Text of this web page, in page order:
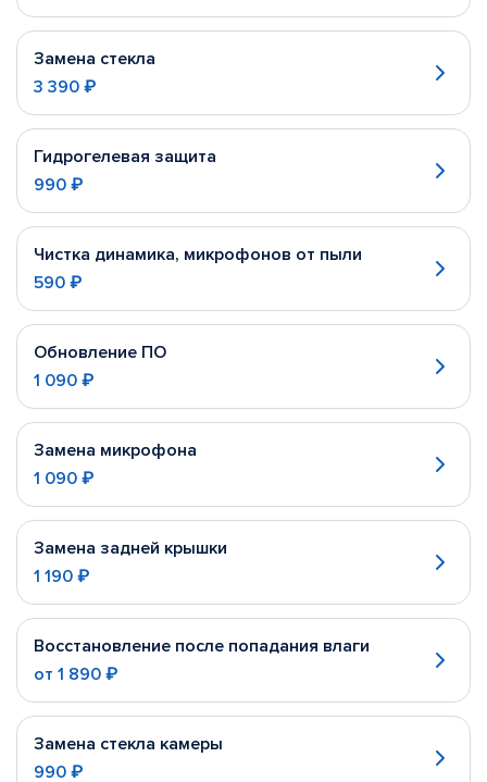
Замена стекла
3 390 ₽
Гидрогелевая защита
990 ₽
Чистка динамика, микрофонов от пыли
590 ₽
Обновление ПО
1 090 ₽
Замена микрофона
1 090 ₽
Замена задней крышки
1 190 ₽
Восстановление после попадания влаги
от 1 890 ₽
Замена стекла камеры
990 ₽